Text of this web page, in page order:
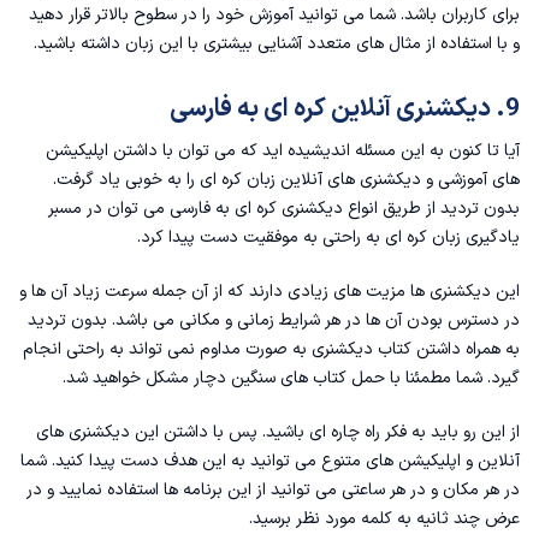
برای کاربران باشد. شما می توانید آموزش خود را در سطوح بالاتر قرار دهید
و با استفاده از مثال های متعدد آشنایی بیشتری با این زبان داشته باشید.
9. دیکشنری آنلاین کره ای به فارسی
آیا تا کنون به این مسئله اندیشیده اید که می توان با داشتن اپلیکیشن
های آموزشی و دیکشنری های آنلاین زبان کره ای را به خوبی یاد گرفت.
بدون تردید از طریق انواع دیکشنری کره ای به فارسی می توان در مسبر
یادگیری زبان کره ای به راحتی به موفقیت دست پیدا کرد.
این دیکشنری ها مزیت های زیادی دارند که از آن جمله سرعت زیاد آن ها و
در دسترس بودن آن ها در هر شرایط زمانی و مکانی می باشد. بدون تردید
به همراه داشتن کتاب دیکشنری به صورت مداوم نمی تواند به راحتی انجام
گیرد. شما مطمئنا با حمل کتاب های سنگین دچار مشکل خواهید شد.
از این رو باید به فکر راه چاره ای باشید. پس با داشتن این دیکشنری های
آنلاین و اپلیکیشن های متنوع می توانید به این هدف دست پیدا کنید. شما
در هر مکان و در هر ساعتی می توانید از این برنامه ها استفاده نمایید و در
عرض چند ثانیه به کلمه مورد نظر برسید.